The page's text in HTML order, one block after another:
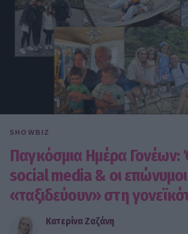
SHOWBIZ
Παγκόσμια Ημέρα Γονέων:
social media & οι επώνυμοι
«ταξιδεύουν» στη
Κατερίνα Ζαζάνη